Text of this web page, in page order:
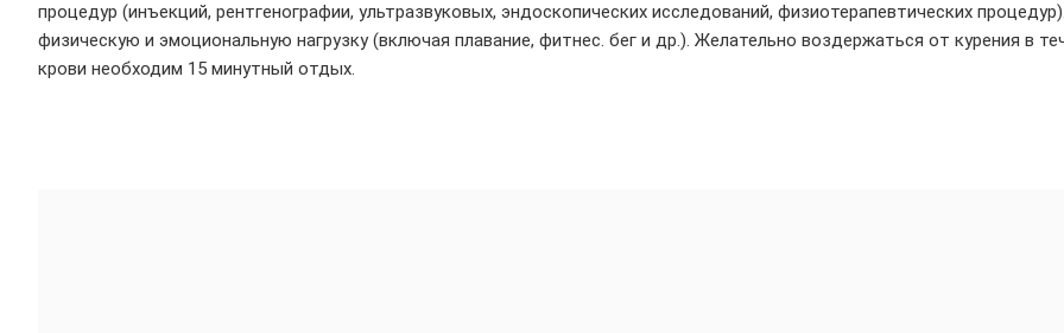
процедур (инъекций, рентгенографии, ультразвуковых, эндоскопических исследований, физиотерапевтических
физическую и эмоциональную нагрузку (включая плавание, фитнес. бег и др.). Желательно воздержаться от курения в
крови необходим 15 минутный отдых.